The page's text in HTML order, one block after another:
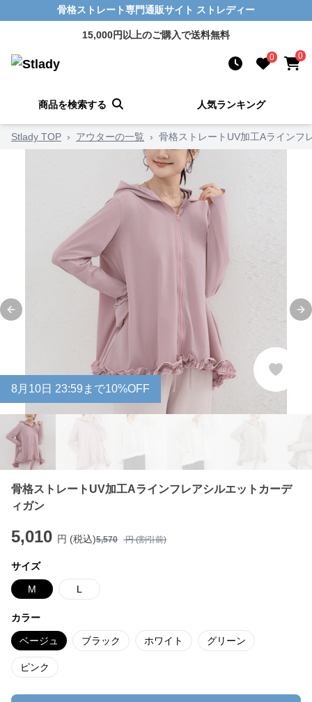
骨格ストレート専門通販サイト ストレディー
15,000円以上のご購入で送料無料
0 0
商品を検索する 人気ランキング
Stlady TOP › アウターの一覧 › 骨格ストレートUV加工Aラインフ
Previous slide
8月 10日 23:59まで10%OFF
骨格ストレートUV加工Aラインフレアシルエットカーデ
ィガン
5,010 円 (税込)5,570 円 (割引前)
サイズ
M L
カラー
ベージュ ブラック ホワイト グリーン
ピンク